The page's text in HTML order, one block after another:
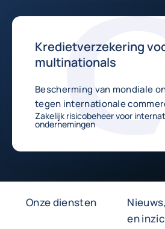
Kredietverzekering
multinationals
Bescherming van mondiale
tegen internationale
Zakelijk risicobeheer voor
ondernemingen
Onze diensten
en